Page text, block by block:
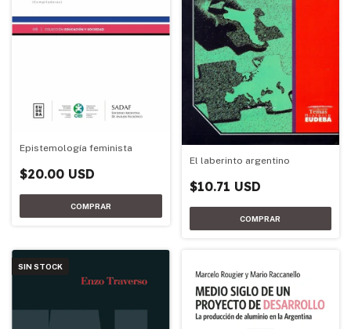
Epistemología feminista
$20.00 USD
El laberinto argentino
$10.71 USD
SIN STOCK